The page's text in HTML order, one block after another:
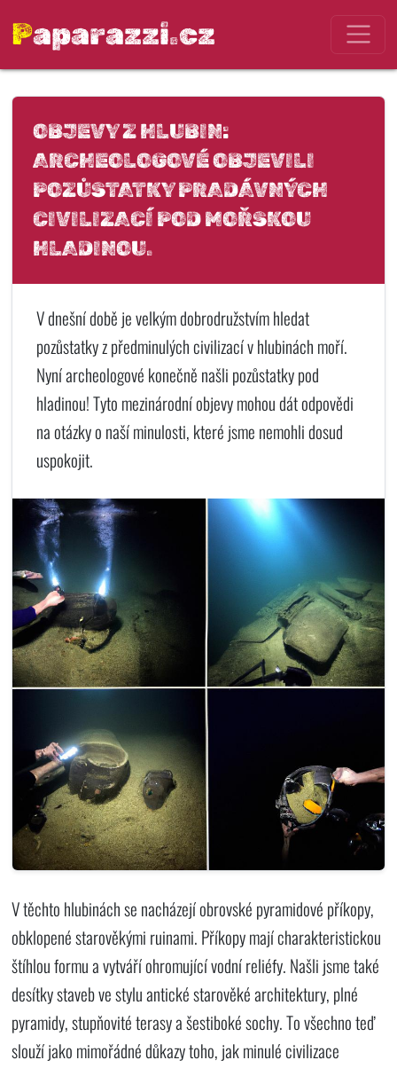
Paparazzi.cz
OBJEVY Z HLUBIN:
ARCHEOLOGOVÉ OBJEVILI
POZŮSTATKY PRADÁVNÝCH
CIVILIZACÍ POD MOŘSKOU
HLADINOU.
V dnešní době je velkým dobrodružstvím hledat
pozůstatky z předminulých civilizací v hlubinách moří.
Nyní archeologové konečně našli pozůstatky pod
hladinou! Tyto mezinárodní objevy mohou dát odpovědi
na otázky o naší minulosti, které jsme nemohli dosud
uspokojit.
V těchto hlubinách se nacházejí obrovské pyramidové příkopy,
obklopené starověkými ruinami. Příkopy mají charakteristickou
štíhlou formu a vytváří ohromující vodní reliéfy. Našli jsme také
desítky staveb ve stylu antické starověké architektury, plné
pyramidy, stupňovité terasy a šestiboké sochy. To všechno teď
slouží jako mimořádné důkazy toho, jak minulé civilizace